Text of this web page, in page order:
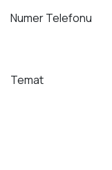
Numer Telefonu
Temat